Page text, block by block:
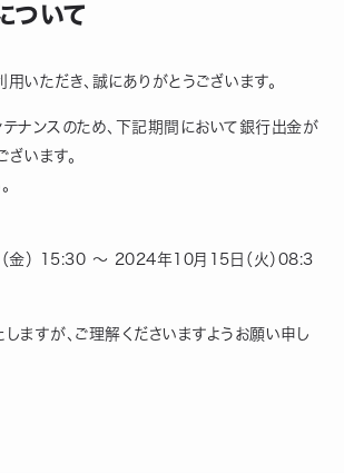
ついて
いただき、誠にありがとうございます。
ナンスのため、下記期間において銀行出金が
います。
金） 15:30 ～ 2024年10月15日（火）08:3
ますが、ご理解くださいますようお願い申し